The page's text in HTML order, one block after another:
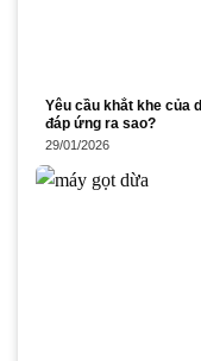
Yêu cầu khắt khe của
đáp ứng ra sao?
29/01/2026